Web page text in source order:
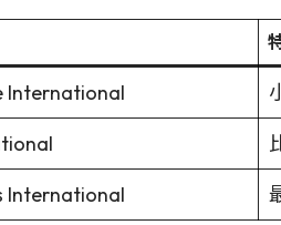
International
International